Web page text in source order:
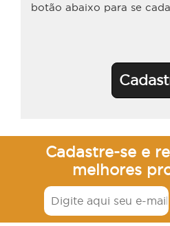
botão abaixo para se
Cadastre-se e
melhores